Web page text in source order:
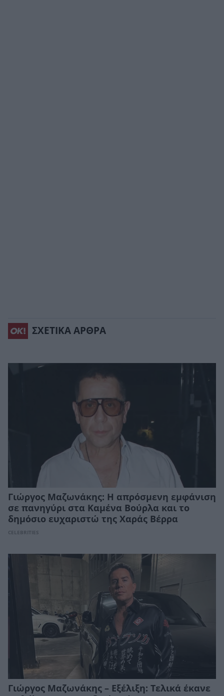
ΣΧΕΤΙΚΑ ΑΡΘΡΑ
Γιώργος Μαζωνάκης: Η απρόσμενη εμφάνιση
σε πανηγύρι στα Καμένα Βούρλα και το
δημόσιο ευχαριστώ της Χαράς Βέρρα
CELEBRITIES
Γιώργος Μαζωνάκης – Εξέλιξη: Τελικά έκανε